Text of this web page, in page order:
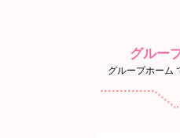
グルー
グループホーム